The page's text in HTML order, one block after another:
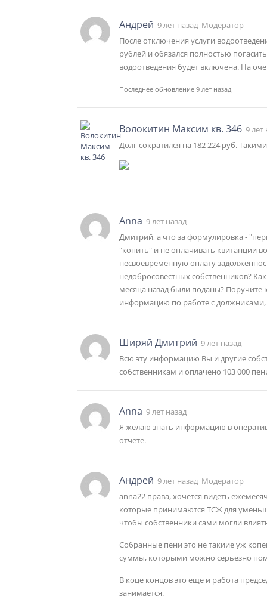
Андрей 9 лет назад Модератор
После отключения услуги
рублей и обязался полностью
водоотведения будет включена. На
Последнее обновление 9 лет назад
Волокитин Максим кв. 346 9 лет
Долг сократился на 182 224 руб.
Anna 9 лет назад
Дмитрий, а что за формулировка -
"копить" и не оплачивать квитанции
несвоевременную оплату
недобросовестных собственников?
месяца назад были поданы?
информацию по работе с должниками,
Ширяй Дмитрий 9 лет назад
Всю эту информацию Вы и другие
собственникам и оплачено 103 000
Anna 9 лет назад
Я желаю знать информацию в
отчете.
Андрей 9 лет назад Модератор
anna22 права, хочется видеть
которые принимаются ТСЖ для
чтобы собственники сами могли
Собранные пени это не такиие уж
суммы, которыми можно серьезно
В коце концов это еще и работа
занимается.